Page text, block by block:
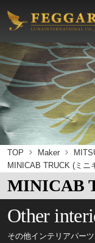
TOP Maker
MINICAB TRUCK (ミニ
MINICAB
Other
その他インテリアパーツ